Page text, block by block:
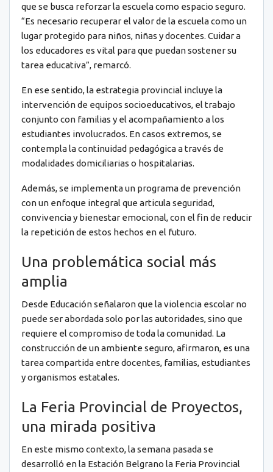
que se busca reforzar la escuela como espacio seguro.
“Es necesario recuperar el valor de la escuela como un
lugar protegido para niños, niñas y docentes. Cuidar a
los educadores es vital para que puedan sostener su
tarea educativa”, remarcó.
En ese sentido, la estrategia provincial incluye la
intervención de equipos socioeducativos, el trabajo
conjunto con familias y el acompañamiento a los
estudiantes involucrados. En casos extremos, se
contempla la continuidad pedagógica a través de
modalidades domiciliarias o hospitalarias.
Además, se implementa un programa de prevención
con un enfoque integral que articula seguridad,
convivencia y bienestar emocional, con el fin de reducir
la repetición de estos hechos en el futuro.
Una problemática social más
amplia
Desde Educación señalaron que la violencia escolar no
puede ser abordada solo por las autoridades, sino que
requiere el compromiso de toda la comunidad. La
construcción de un ambiente seguro, afirmaron, es una
tarea compartida entre docentes, familias, estudiantes
y organismos estatales.
La Feria Provincial de Proyectos,
una mirada positiva
En este mismo contexto, la semana pasada se
desarrolló en la Estación Belgrano la Feria Provincial